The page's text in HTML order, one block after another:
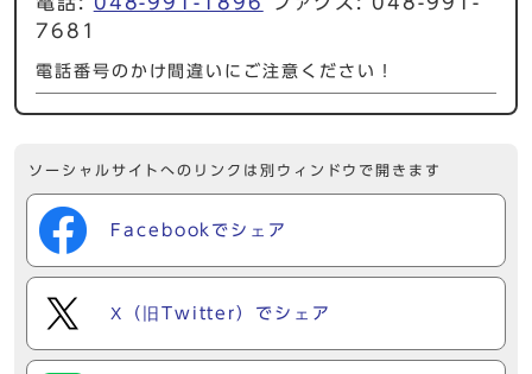
7681
電話番号のかけ間違いにご注意ください！
ソーシャルサイトへのリンクは別ウィンドウで開きます
Facebookでシェア
X（旧Twitter）でシェア